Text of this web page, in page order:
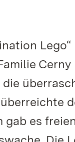
Lego“
Cerny
gab es freien